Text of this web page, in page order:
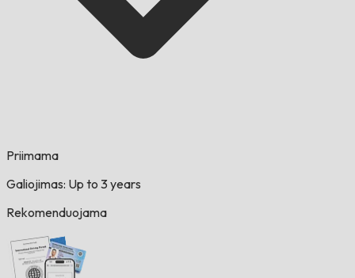
Priimama
Galiojimas: Up to 3 years
Rekomenduojama